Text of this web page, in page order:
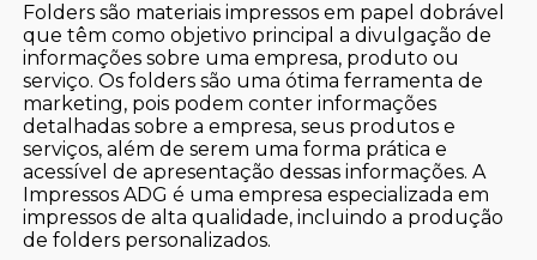
Folders são materiais impressos em papel dobrável
que têm como objetivo principal a divulgação de
informações sobre uma empresa, produto ou
serviço. Os folders são uma ótima ferramenta de
marketing, pois podem conter informações
detalhadas sobre a empresa, seus produtos e
serviços, além de serem uma forma prática e
acessível de apresentação dessas informações. A
Impressos ADG é uma empresa especializada em
impressos de alta qualidade, incluindo a produção
de folders personalizados.